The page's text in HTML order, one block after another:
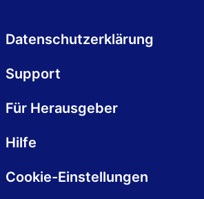
Datenschutzerklärung
Support
Für Herausgeber
Hilfe
Cookie-Einstellungen